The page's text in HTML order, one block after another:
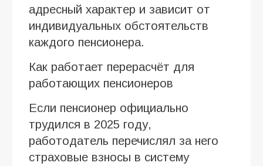
адресный характер и зависит от
индивидуальных обстоятельств
каждого пенсионера.
Как работает перерасчёт для
работающих пенсионеров
Если пенсионер официально
трудился в 2025 году,
работодатель перечислял за него
страховые взносы в систему